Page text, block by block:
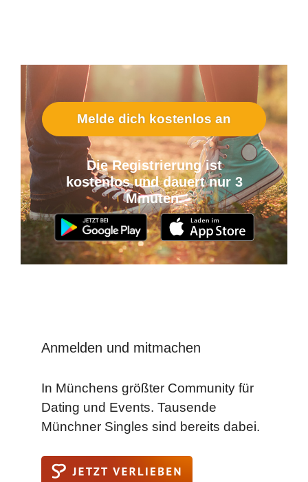
Melde dich kostenlos an
Die Registrierung ist
kostenlos und dauert nur 3
Minuten.
Anmelden und mitmachen
In Münchens größter Community für
Dating und Events. Tausende
Münchner Singles sind bereits dabei.